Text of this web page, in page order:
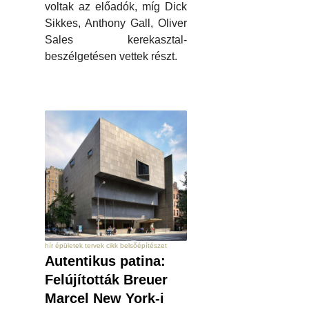
voltak az előadók, míg Dick
Sikkes, Anthony Gall, Oliver
Sales kerekasztal-
beszélgetésen vettek részt.
hír épületek tervek cikk belsőépítészet
Autentikus patina:
Felújították Breuer
Marcel New York-i